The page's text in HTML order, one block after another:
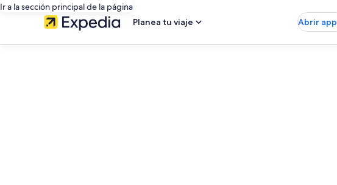
Ir a la sección principal de la página
Planea tu viaje
Abrir app